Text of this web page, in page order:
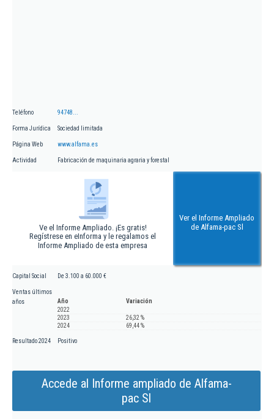
Teléfono 94748...
Forma Jurídica Sociedad limitada
Página Web www.alfama.es
Actividad Fabricación de maquinaria agraria y forestal
Ve el Informe Ampliado. ¡Es gratis!
Regístrese en eInforma y le regalamos el
Informe Ampliado de esta empresa
Ver el Informe Ampliado
de Alfama-pac Sl
Capital Social De 3.100 a 60.000 €
Ventas últimos
años
Año
Variación
2022
2023
26,32 %
2024
69,44 %
Resultado 2024 Positivo
Accede al Informe ampliado de Alfama-
pac Sl